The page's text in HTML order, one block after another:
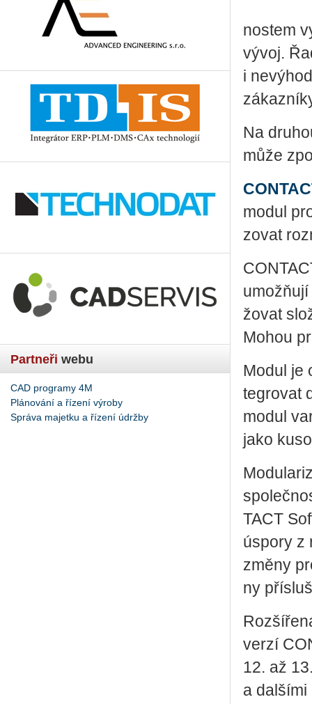
Partneři webu
CAD programy 4M
Plánování a řízení výroby
Správa majetku a řízení údržby
nos­tem
vývoj.
i
Na
může
modul
zo­vat
žo­vat
Mohou
Modul je
te­gro­vat
modul
jako
TACT
úspo­ry z
změny
ny
verzí
12. až
a